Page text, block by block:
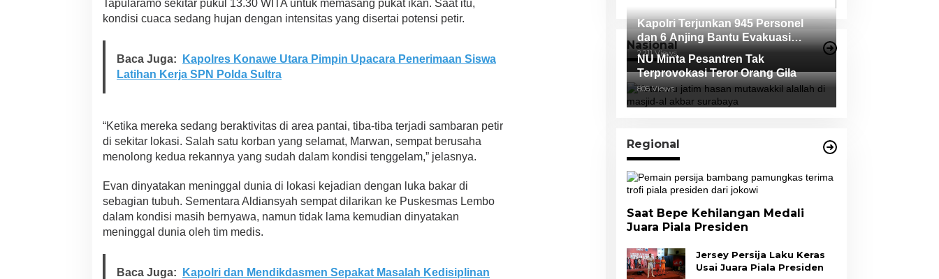
a
I
m
b
W
a
s
p
d
a
C
u
a
E
Tapularamo sekitar pukul 13.30 WITA untuk memasang pukat ikan. Saat itu,
kondisi cuaca sedang hujan dengan intensitas yang disertai potensi petir.
Baca Juga:
Kapolres Konawe Utara Pimpin Upacara Penerimaan Siswa
Latihan Kerja SPN Polda Sultra
“Ketika mereka sedang beraktivitas di area pantai, tiba-tiba terjadi sambaran petir
di sekitar lokasi. Salah satu korban yang selamat, Marwan, sempat berusaha
menolong kedua rekannya yang sudah dalam kondisi tenggelam,” jelasnya.
Evan dinyatakan meninggal dunia di lokasi kejadian dengan luka bakar di
sebagian tubuh. Sementara Aldiansyah sempat dilarikan ke Puskesmas Lembo
dalam kondisi masih bernyawa, namun tidak lama kemudian dinyatakan
meninggal dunia oleh tim medis.
Baca Juga:
Kapolri dan Mendikdasmen Sepakat Masalah Kedisiplinan
Nasional
Kapolri Terjunkan 945 Personel
dan 6 Anjing Bantu Evakuasi
Korban Erupsi Gunung Semeru
2,211 Views
NU Minta Pesantren Tak
Terprovokasi Teror Orang Gila
806 Views
Regional
Saat Bepe Kehilangan Medali
Juara Piala Presiden
Jersey Persija Laku Keras
Usai Juara Piala Presiden